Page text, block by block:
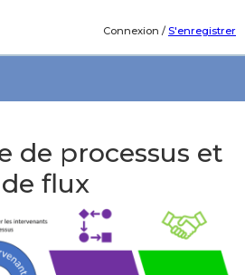
Connexion /S'enregistrer
de processus et
flux